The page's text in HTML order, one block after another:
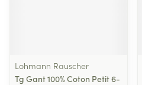
Lohmann Rauscher
Tg Gant 100% Coton Petit 6-